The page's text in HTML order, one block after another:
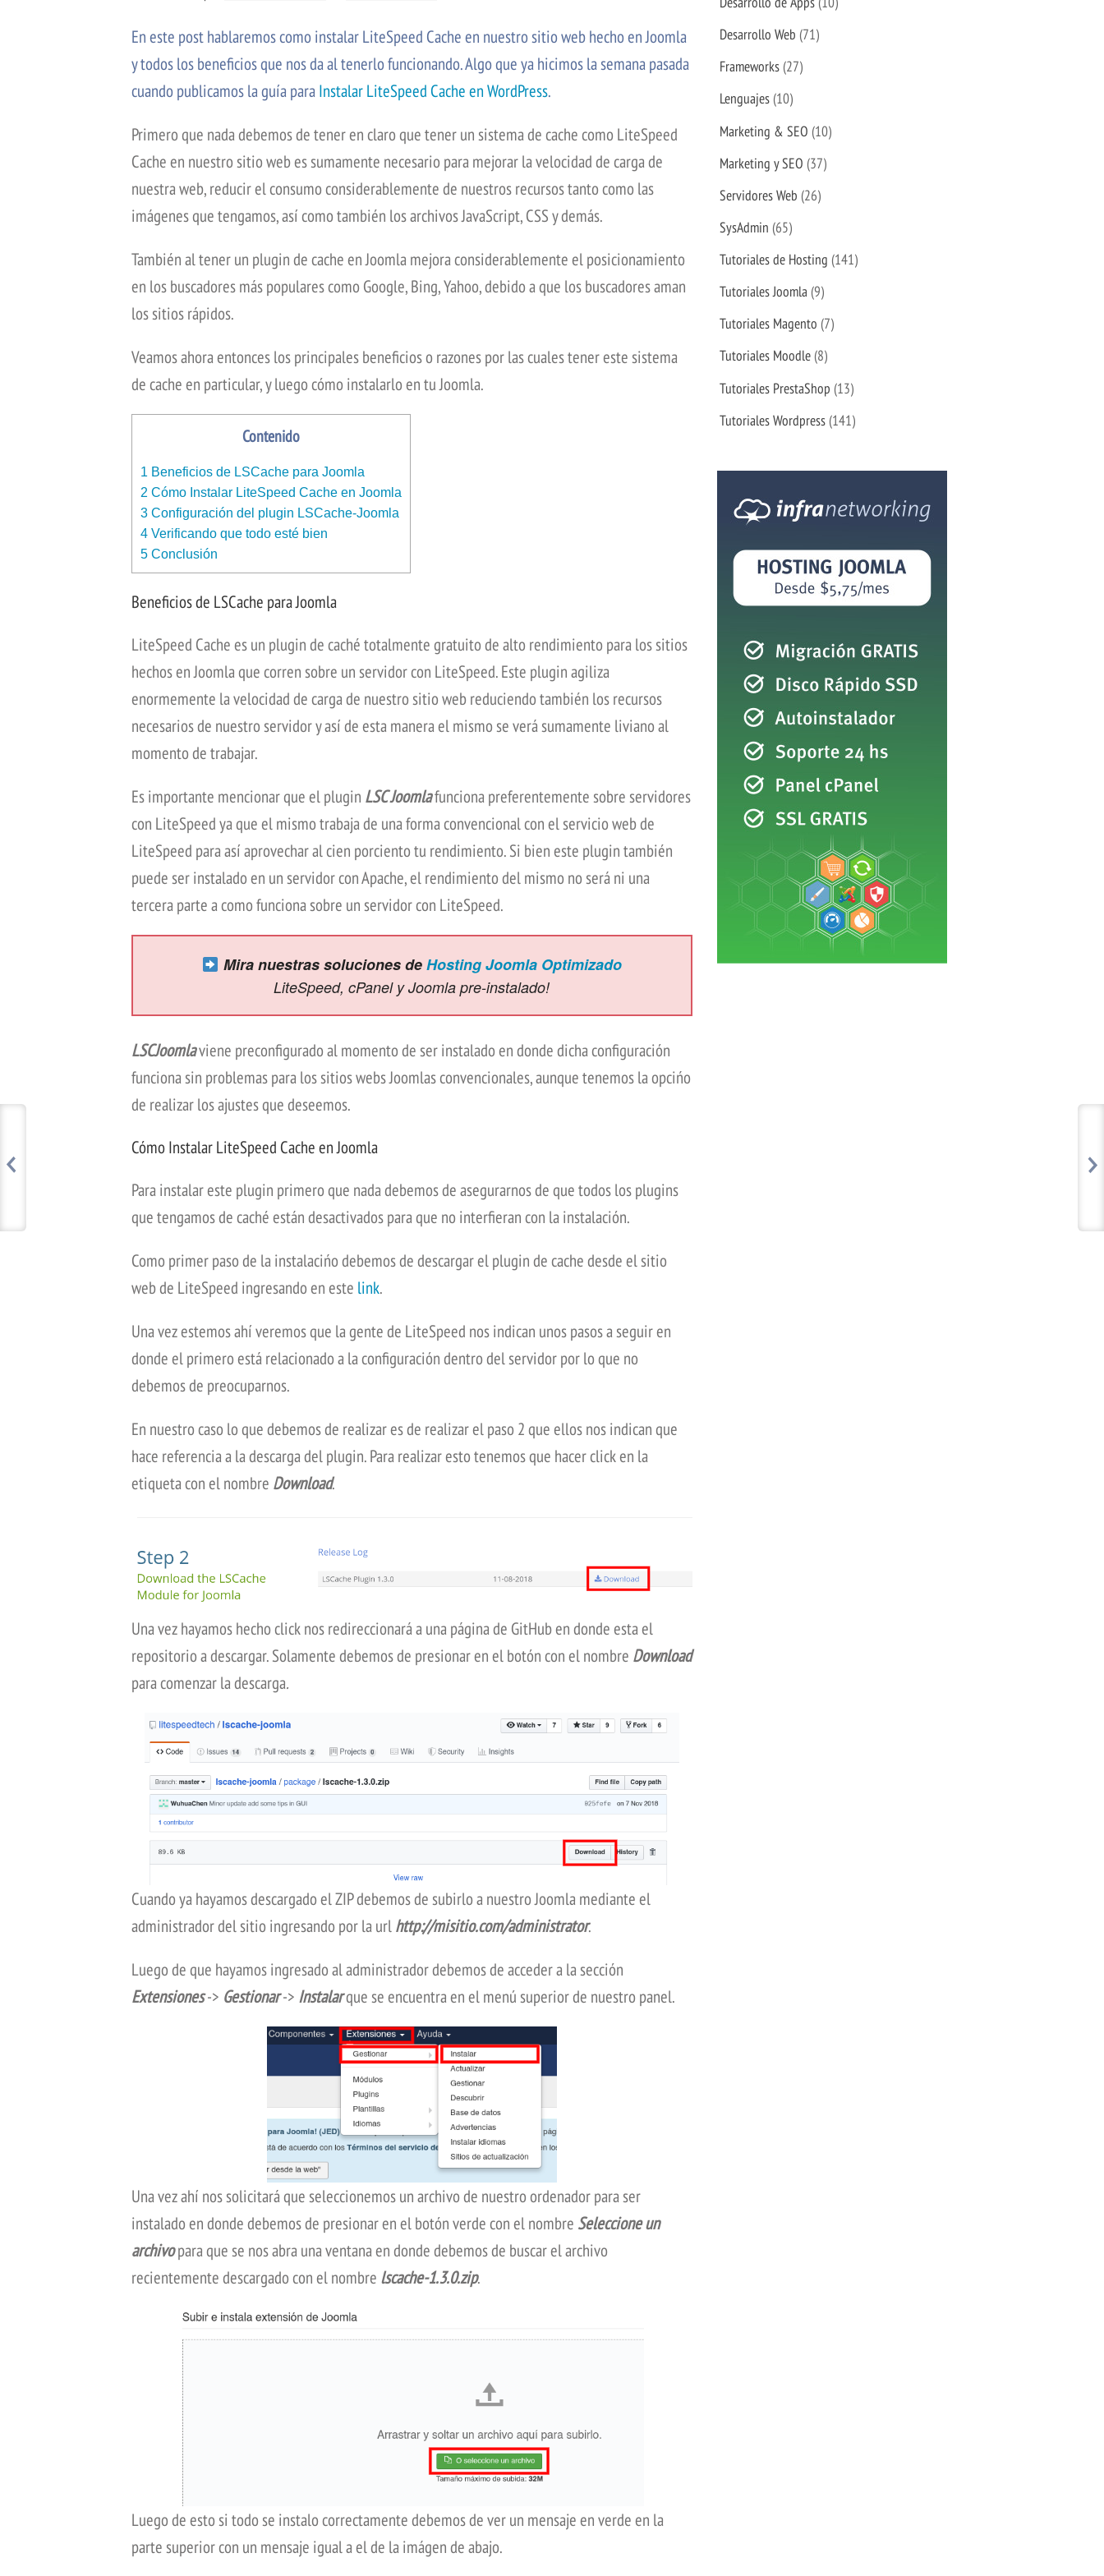
En este post hablaremos como instalar LiteSpeed Cache en nuestro sitio web hecho en Joomla
y todos los beneficios que nos da al tenerlo funcionando. Algo que ya hicimos la semana pasada
cuando publicamos la guía paraInstalar LiteSpeed Cache en WordPress.
Primero que nada debemos de tener en claro que tener un sistema de cache como LiteSpeed
Cache en nuestro sitio web es sumamente necesario para mejorar la velocidad de carga de
nuestra web, reducir el consumo considerablemente de nuestros recursos tanto como las
imágenes que tengamos, así como también los archivos JavaScript, CSS y demás.
También al tener un plugin de cache en Joomla mejora considerablemente el posicionamiento
en los buscadores más populares como Google, Bing, Yahoo, debido a que los buscadores aman
los sitios rápidos.
Veamos ahora entonces los principales beneficios o razones por las cuales tener este sistema
de cache en particular, y luego cómo instalarlo en tu Joomla.
Contenido
1 Beneficios de LSCache para Joomla
2 Cómo Instalar LiteSpeed Cache en Joomla
3 Configuración del plugin LSCache-Joomla
4 Verificando que todo esté bien
5 Conclusión
Beneficios de LSCache para Joomla
LiteSpeed Cache es un plugin de caché totalmente gratuito de alto rendimiento para los sitios
hechos en Joomla que corren sobre un servidor con LiteSpeed. Este plugin agiliza
enormemente la velocidad de carga de nuestro sitio web reduciendo también los recursos
necesarios de nuestro servidor y así de esta manera el mismo se verá sumamente liviano al
momento de trabajar.
Es importante mencionar que el plugin LSC Joomlafunciona preferentemente sobre servidores
con LiteSpeed ya que el mismo trabaja de una forma convencional con el servicio web de
LiteSpeed para así aprovechar al cien porciento tu rendimiento. Si bien este plugin también
puede ser instalado en un servidor con Apache, el rendimiento del mismo no será ni una
tercera parte a como funciona sobre un servidor con LiteSpeed.
Mira nuestras soluciones deHosting Joomla Optimizado
LiteSpeed, cPanel y Joomla pre-instalado!
LSCJoomlaviene preconfigurado al momento de ser instalado en donde dicha configuración
funciona sin problemas para los sitios webs Joomlas convencionales, aunque tenemos la opcińo
de realizar los ajustes que deseemos.
Cómo Instalar LiteSpeed Cache en Joomla
Para instalar este plugin primero que nada debemos de asegurarnos de que todos los plugins
que tengamos de caché están desactivados para que no interfieran con la instalación.
Como primer paso de la instalacińo debemos de descargar el plugin de cache desde el sitio
web de LiteSpeed ingresando en este link.
Una vez estemos ahí veremos que la gente de LiteSpeed nos indican unos pasos a seguir en
donde el primero está relacionado a la configuración dentro del servidor por lo que no
debemos de preocuparnos.
En nuestro caso lo que debemos de realizar es de realizar el paso 2 que ellos nos indican que
hace referencia a la descarga del plugin. Para realizar esto tenemos que hacer click en la
etiqueta con el nombre Download.
Una vez hayamos hecho click nos redireccionará a una página de GitHub en donde esta el
repositorio a descargar. Solamente debemos de presionar en el botón con el nombre Download
para comenzar la descarga.
Cuando ya hayamos descargado el ZIP debemos de subirlo a nuestro Joomla mediante el
administrador del sitio ingresando por la urlhttp://misitio.com/administrator.
Luego de que hayamos ingresado al administrador debemos de acceder a la sección
Extensiones-> Gestionar-> Instalarque se encuentra en el menú superior de nuestro panel.
Una vez ahí nos solicitará que seleccionemos un archivo de nuestro ordenador para ser
instalado en donde debemos de presionar en el botón verde con el nombre Seleccione un
archivopara que se nos abra una ventana en donde debemos de buscar el archivo
recientemente descargado con el nombre lscache-1.3.0.zip.
Luego de esto si todo se instalo correctamente debemos de ver un mensaje en verde en la
parte superior con un mensaje igual a el de la imágen de abajo.
Desarrollo Web (71)
Frameworks(27)
Lenguajes(10)
Marketing & SEO (10)
Marketing y SEO (37)
Servidores Web (26)
SysAdmin (65)
Tutoriales de Hosting (141)
Tutoriales Joomla (9)
Tutoriales Magento (7)
Tutoriales Moodle(8)
Tutoriales PrestaShop (13)
Tutoriales Wordpress(141)